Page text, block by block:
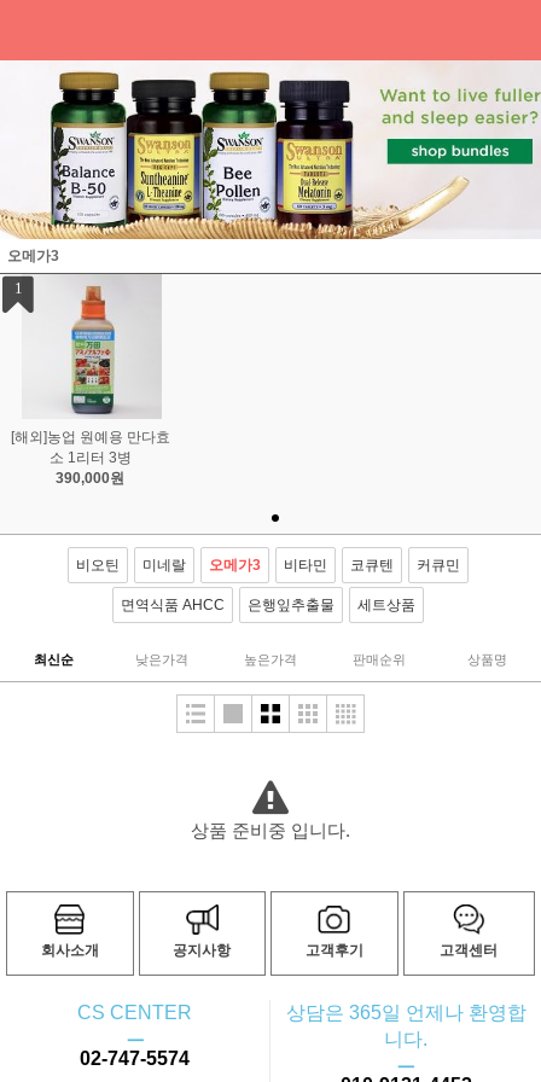
오메가3
1
[해외]농업 원예용 만다효
소 1리터 3병
390,000원
비오틴 미네랄 오메가3 비타민 코큐텐 커큐민
면역식품 AHCC 은행잎추출물 세트상품
최신순 낮은가격 높은가격 판매순위 상품명
상품 준비중 입니다.
회사소개 공지사항 고객후기 고객센터
CS CENTER
ㅡ
02-747-5574
상담은 365일 언제나 환영합
니다.
ㅡ